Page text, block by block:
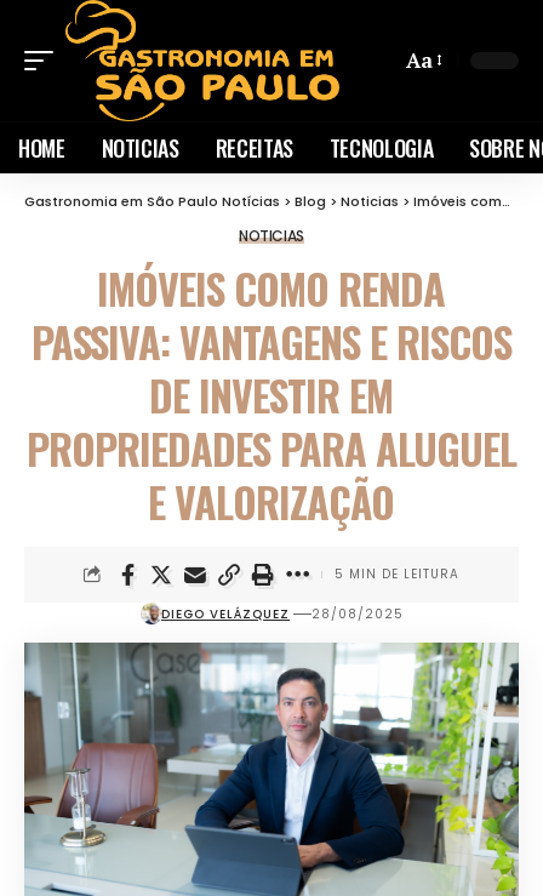
Aa
HOME NOTICIAS RECEITAS TECNOLOGIA SOBRE
Gastronomia em São Paulo Notícias >Blog >Noticias >Imóveis como renda passiva: vantagens e riscos de investir em propriedades para aluguel e valorização
NOTICIAS
IMÓVEIS COMO RENDA
PASSIVA: VANTAGENS E RISCOS
DE INVESTIR EM
PROPRIEDADES PARA ALUGUEL
E VALORIZAÇÃO
DIEGO VELÁZQUEZ 28/08/2025
5 MIN DE LEITURA